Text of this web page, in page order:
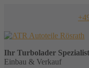
Ihr Turbolader Spezialist
Einbau & Verkauf